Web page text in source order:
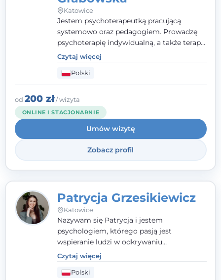
Katowice
Jestem psychoterapeutką pracującą
systemowo oraz pedagogiem. Prowadzę
psychoterapię indywidualną, a także terapię
par, małżeństw i rodzin. Patrzę na
człowieka całościowo - w kontekście jego
relacji z rodziną, pracą i otoczeniem - i
opieram współpracę na Twoich mocnych
stronach.
Czytaj więcej
Polski
od 200 zł/ wizyta
ONLINE I STACJONARNIE
Umów wizytę
Zobacz profil
Patrycja Grzesikiewicz
Katowice
Nazywam się Patrycja i jestem
psychologiem, którego pasją jest
wspieranie ludzi w odkrywaniu
wewnętrznej siły i radzeniu sobie z
codziennymi trudnościami. Pracuję w
nurcie poznawczo-behawioralnym, oferując
Czytaj więcej
Polski